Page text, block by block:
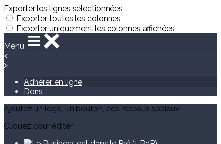
Exporter les lignes sélectionnées
Exporter toutes les colonnes
Exporter uniquement les colonnes affichées
Menu
<
>
Adhérer en ligne
Dons
Ajoutez un logo, un bouton, des réseaux sociaux
Cliquez pour éditer